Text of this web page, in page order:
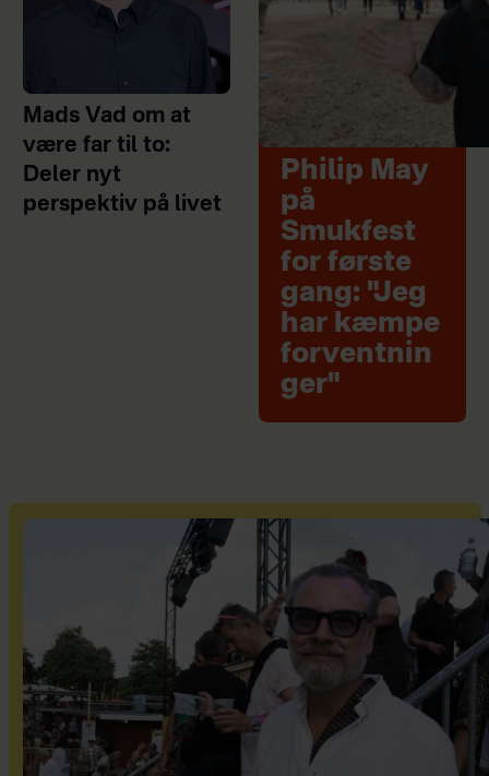
Mads Vad om at
være far til to:
Deler nyt
perspektiv på livet
Philip May
på
Smukfest
for første
gang: "Jeg
har kæmpe
forventnin
ger"